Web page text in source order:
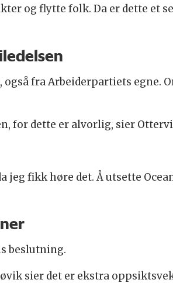
og flytte folk. Da er dette et
fra Arbeiderpartiets egne.
for dette er alvorlig, sier
jeg fikk høre det. Å utsette
beslutning.
sier det er ekstra